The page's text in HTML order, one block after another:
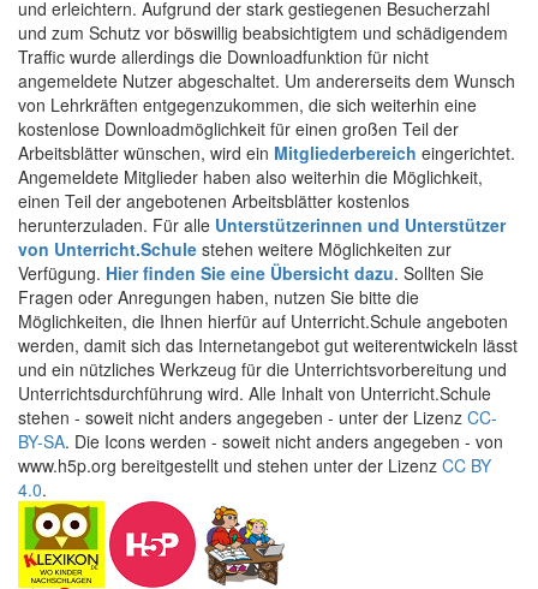
und erleichtern. Aufgrund der stark gestiegenen Besucherzahl
und zum Schutz vor böswillig beabsichtigtem und schädigendem
Traffic wurde allerdings die Downloadfunktion für nicht
angemeldete Nutzer abgeschaltet. Um andererseits dem Wunsch
von Lehrkräften entgegenzukommen, die sich weiterhin eine
kostenlose Downloadmöglichkeit für einen großen Teil der
Arbeitsblätter wünschen, wird ein Mitgliederbereich eingerichtet.
Angemeldete Mitglieder haben also weiterhin die Möglichkeit,
einen Teil der angebotenen Arbeitsblätter kostenlos
herunterzuladen. Für alle Unterstützerinnen und Unterstützer
von Unterricht.Schule stehen weitere Möglichkeiten zur
Verfügung. Hier finden Sie eine Übersicht dazu. Sollten Sie
Fragen oder Anregungen haben, nutzen Sie bitte die
Möglichkeiten, die Ihnen hierfür auf Unterricht.Schule angeboten
werden, damit sich das Internetangebot gut weiterentwickeln lässt
und ein nützliches Werkzeug für die Unterrichtsvorbereitung und
Unterrichtsdurchführung wird. Alle Inhalt von Unterricht.Schule
stehen - soweit nicht anders angegeben - unter der Lizenz CC-
BY-SA. Die Icons werden - soweit nicht anders angegeben - von
www.h5p.org bereitgestellt und stehen unter der Lizenz CC BY
4.0.